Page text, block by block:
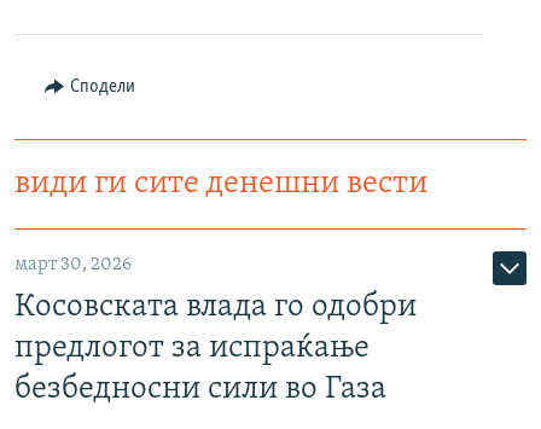
Сподели
види ги сите денешни вести
март 30, 2026
Косовската влада го одобри
предлогот за испраќање
безбедносни сили во Газа